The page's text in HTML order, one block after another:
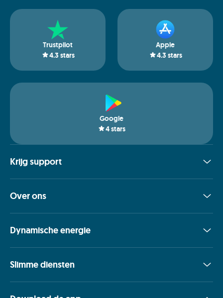
Trustpilot
4.3 stars
Apple
4.3 stars
Google
4stars
Krijg support
Over ons
Dynamische energie
Slimme diensten